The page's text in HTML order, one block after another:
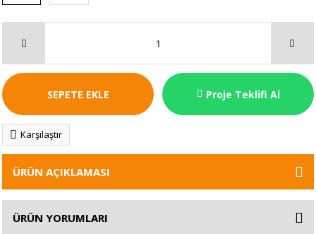
SEPETE EKLE Proje Teklifi Al
Karşılaştır
ÜRÜN AÇIKLAMASI
ÜRÜN YORUMLARI